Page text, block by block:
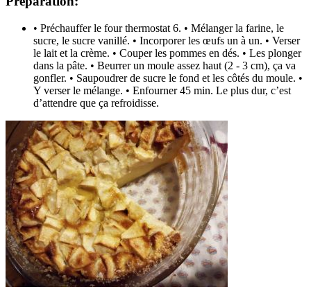
• Préchauffer le four thermostat 6. • Mélanger la farine, le
sucre, le sucre vanillé. • Incorporer les œufs un à un. • Verser
le lait et la crème. • Couper les pommes en dés. • Les plonger
dans la pâte. • Beurrer un moule assez haut (2 - 3 cm), ça va
gonfler. • Saupoudrer de sucre le fond et les côtés du moule. •
Y verser le mélange. • Enfourner 45 min. Le plus dur, c’est
d’attendre que ça refroidisse.